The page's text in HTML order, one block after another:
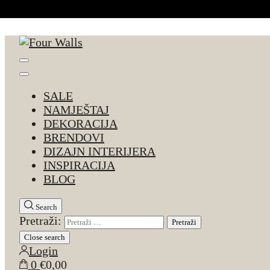
SALE
NAMJEŠTAJ
DEKORACIJA
BRENDOVI
DIZAJN INTERIJERA
INSPIRACIJA
BLOG
Search
Pretraži:
Close search
Login
0 €0,00